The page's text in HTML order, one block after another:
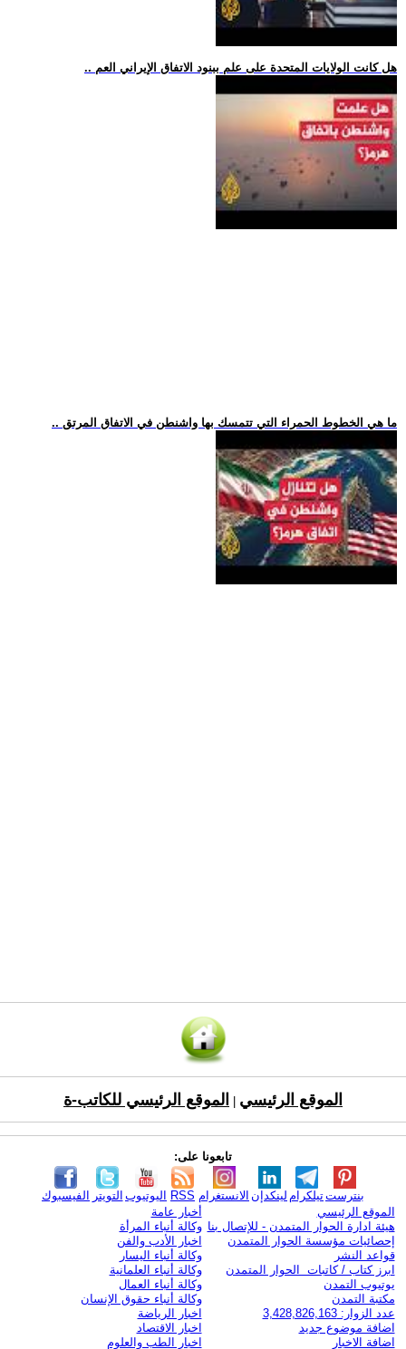
.. هل كانت الولايات المتحدة على علم ببنود الاتفاق الإيراني العم
.. ما هي الخطوط الحمراء التي تتمسك بها واشنطن في الاتفاق المرتق
الموقع الرئيسي الموقع الرئيسي للكاتب-ة
تابعونا على:
الفيسبوك التويتر اليوتيوب RSS الانستغرام لينكدإن تيلكرامبنترست
الموقع الرئيسي
هيئة ادارة الحوار المتمدن - للإتصال بنا
إحصائيات مؤسسة الحوار المتمدن
قواعد النشر
ابرز كتاب / كاتبات الحوار المتمدن
يوتيوب التمدن
مكتبة التمدن
عدد الزوار: 3,428,826,163
اضافة موضوع جديد
اضافة الاخبار
أخبار عامة
وكالة أنباء المرأة
اخبار الأدب والفن
وكالة أنباء اليسار
وكالة أنباء العلمانية
وكالة أنباء العمال
وكالة أنباء حقوق الإنسان
اخبار الرياضة
اخبار الاقتصاد
اخبار الطب والعلوم